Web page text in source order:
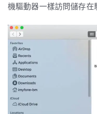
機驅動器一樣訪問儲存在